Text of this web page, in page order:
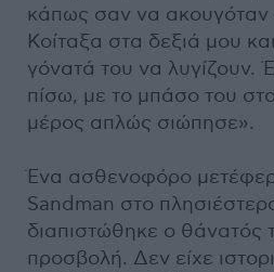
κάπως σαν να ακουγόταν
Κοίταξα στα δεξιά μου
γόνατά του να λυγίζουν.
πίσω, με το μπάσο του
μέρος απλώς σιώπησε».
Ένα ασθενοφόρο
Sandman στο
διαπιστώθηκε ο θάνατός
προσβολή. Δεν είχε